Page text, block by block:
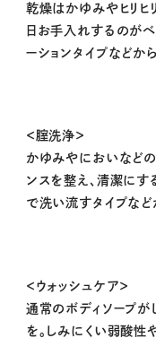
乾燥はかゆみやヒリヒ
日お手入れするのがベ
ーションタイプなどか
＜腟洗浄＞
かゆみやにおいなど
ンスを整え、清潔にす
で洗い流すタイプなど
＜ウォッシュケア＞
通常のボディソープが
を。しみにくい弱酸